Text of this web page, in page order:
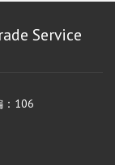
Service
106